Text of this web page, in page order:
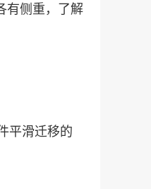
有侧重，了解
平滑迁移的